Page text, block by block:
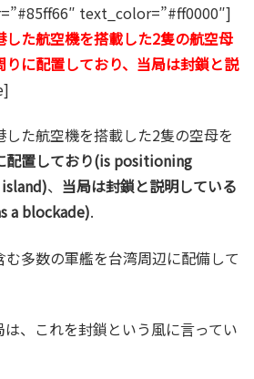
text_color=”#ff0000″]
た航空機を搭載した2隻の航空母
に配置しており、当局は封鎖と説
た航空機を搭載した2隻の空母を
配置しており(is positioning
、 当局は封鎖と説明している
a blockade).
多数の軍艦を台湾周辺に配備して
、これを封鎖という風に言ってい